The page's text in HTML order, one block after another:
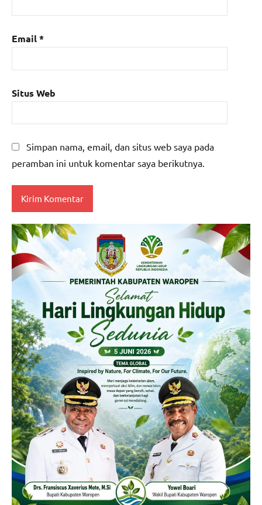
Email*
Situs Web
Simpan nama, email, dan situs web saya pada
peramban ini untuk komentar saya berikutnya.